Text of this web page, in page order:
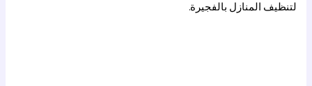
لتنظيف المنازل بالفجيرة.